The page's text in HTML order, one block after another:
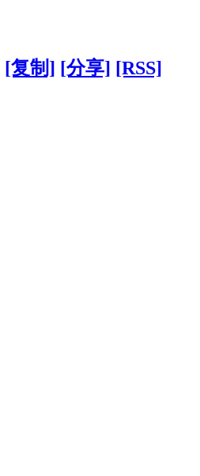
[复制] [分享] [RSS]